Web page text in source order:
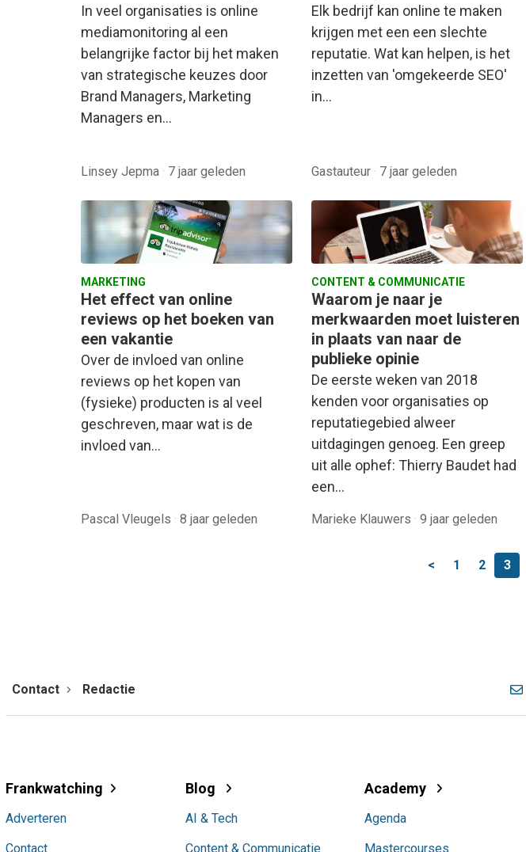
In veel organisaties is online
mediamonitoring al een
belangrijke factor bij het maken
van strategische keuzes door
Brand Managers, Marketing
Managers en…
Linsey Jepma · 7 jaar geleden
Elk bedrijf kan online te maken
krijgen met een een slechte
reputatie. Wat kan helpen, is het
inzetten van 'omgekeerde SEO'
in…
Gastauteur · 7 jaar geleden
MARKETING
Het effect van online
reviews op het boeken van
een vakantie
Over de invloed van online
reviews op het kopen van
(fysieke) producten is al veel
geschreven, maar wat is de
invloed van…
Pascal Vleugels · 8 jaar geleden
CONTENT & COMMUNICATIE
Waarom je naar je
merkwaarden moet luisteren
in plaats van naar de
publieke opinie
De eerste weken van 2018
kenden voor organisaties op
reputatiegebied alweer
uitdagingen genoeg. Een greep
uit alle ophef: Thierry Baudet had
een…
Marieke Klauwers · 9 jaar geleden
< 1 2 3
Contact Redactie
Frankwatching
Adverteren
Contact
Blog
AI & Tech
Content & Communicatie
Academy
Agenda
Mastercourses